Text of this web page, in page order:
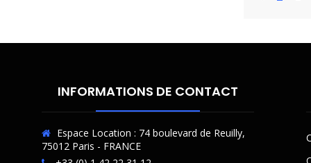
INFORMATIONS DE CONTACT
Espace Location : 74 boulevard de Reuilly,
75012 Paris - FRANCE